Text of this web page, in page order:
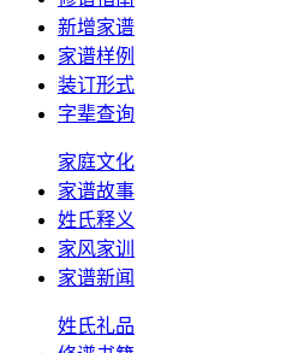
新增家谱
家谱样例
装订形式
字辈查询
家庭文化
家谱故事
姓氏释义
家风家训
家谱新闻
姓氏礼品